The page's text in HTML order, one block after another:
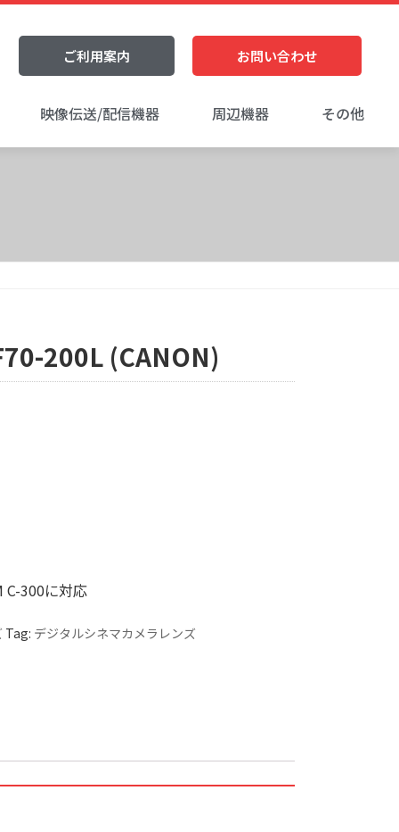
ご利用案内 お問い合わせ
映像伝送/配信機器 周辺機器 その他
200L (CANON)
C-300に対応
Tag: デジタルシネマカメラレンズ